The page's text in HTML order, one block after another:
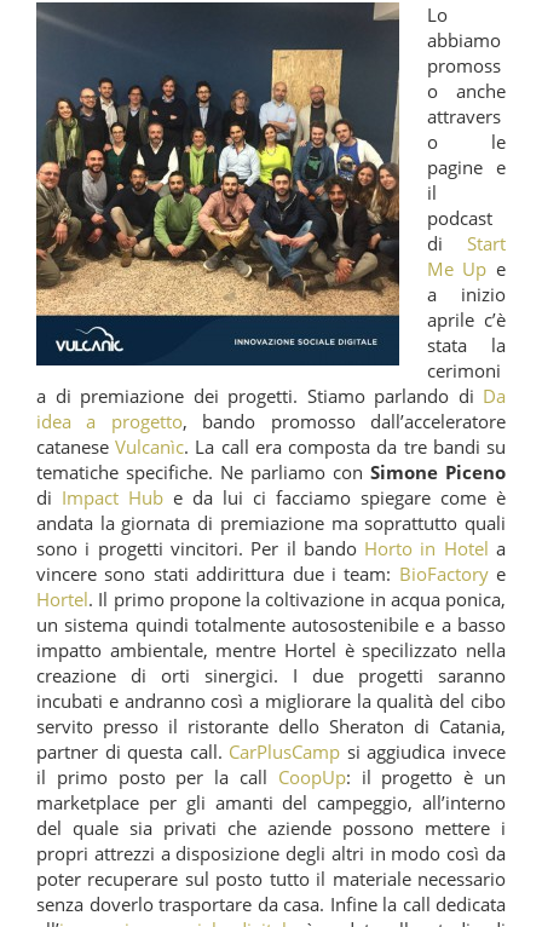
Lo
abbiamo
promoss
o anche
attravers
o le
pagine e
il
podcast
di Start
Me Up e
a inizio
aprile c’è
stata la
cerimoni
a di premiazione dei progetti. Stiamo parlando di Da
idea a progetto, bando promosso dall’acceleratore
cataneseVulcanìc. La call era composta da tre bandi su
tematiche specifiche. Ne parliamo con Simone Piceno
di Impact Hub e da lui ci facciamo spiegare come è
andata la giornata di premiazione ma soprattutto quali
sono i progetti vincitori. Per il bando Horto in Hotel a
vincere sono stati addirittura due i team: BioFactorye
Hortel. Il primo propone la coltivazione in acqua ponica,
un sistema quindi totalmente autosostenibile e a basso
impatto ambientale, mentre Hortel è specilizzato nella
creazione di orti sinergici. I due progetti saranno
incubati e andranno così a migliorare la qualità del cibo
servito presso il ristorante dello Sheraton di Catania,
partner di questa call. CarPlusCamp si aggiudica invece
il primo posto per la call CoopUp: il progetto è un
marketplace per gli amanti del campeggio, all’interno
del quale sia privati che aziende possono mettere i
propri attrezzi a disposizione degli altri in modo così da
poter recuperare sul posto tutto il materiale necessario
senza doverlo trasportare da casa. Infine la call dedicata